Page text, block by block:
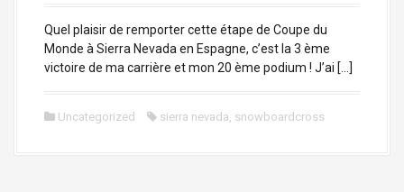
Quel plaisir de remporter cette étape de Coupe du
Monde à Sierra Nevada en Espagne, c’est la 3 ème
victoire de ma carrière et mon 20 ème podium ! J’ai […]
Uncategorized sierra nevada, snowboardcross